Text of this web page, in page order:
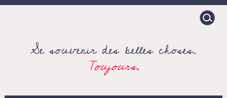
Search
for:
Se souvenir des belles choses.
Toujours.